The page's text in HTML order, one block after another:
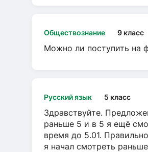
Обществознание 9 класс
Можно ли поступить на
Русский язык 5 класс
Здравствуйте.
раньше 5 и в 5 я ещё
время до 5.01.
я начал смотреть